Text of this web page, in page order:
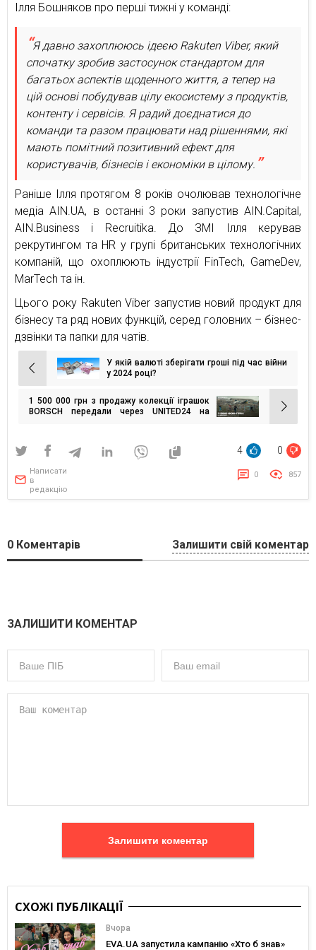
Ілля Бошняков про перші тижні у команді:
Я давно захоплююсь ідеєю Rakuten Viber, який
спочатку зробив застосунок стандартом для
багатьох аспектів щоденного життя, а тепер на
цій основі побудував цілу екосистему з продуктів,
контенту і сервісів. Я радий доєднатися до
команди та разом працювати над рішеннями, які
мають помітний позитивний ефект для
користувачів, бізнесів і економіки в цілому.
Раніше Ілля протягом 8 років очолював технологічне
медіа AIN.UA, в останні 3 роки запустив AIN.Capital,
AIN.Business і Recruitika. До ЗМІ Ілля керував
рекрутингом та HR у групі британських технологічних
компаній, що охоплюють індустрії FinTech, GameDev,
MarTech та ін.
Цього року Rakuten Viber запустив новий продукт для
бізнесу та ряд нових функцій, серед головних – бізнес-
дзвінки та папки для чатів.
Навігація
записів
У якій валюті зберігати гроші під час війни
у 2024 році?
1 500 000 грн з продажу колекції іграшок
BORSCH передали через UNITED24 на
4 0
Написати
в
редакцію
0 857
0 Коментарів Залишити свій коментар
ЗАЛИШИТИ КОМЕНТАР
Залишити коментар
СХОЖІ ПУБЛІКАЦІЇ
Вчора
EVA.UA запустила кампанію «Хто б знав»